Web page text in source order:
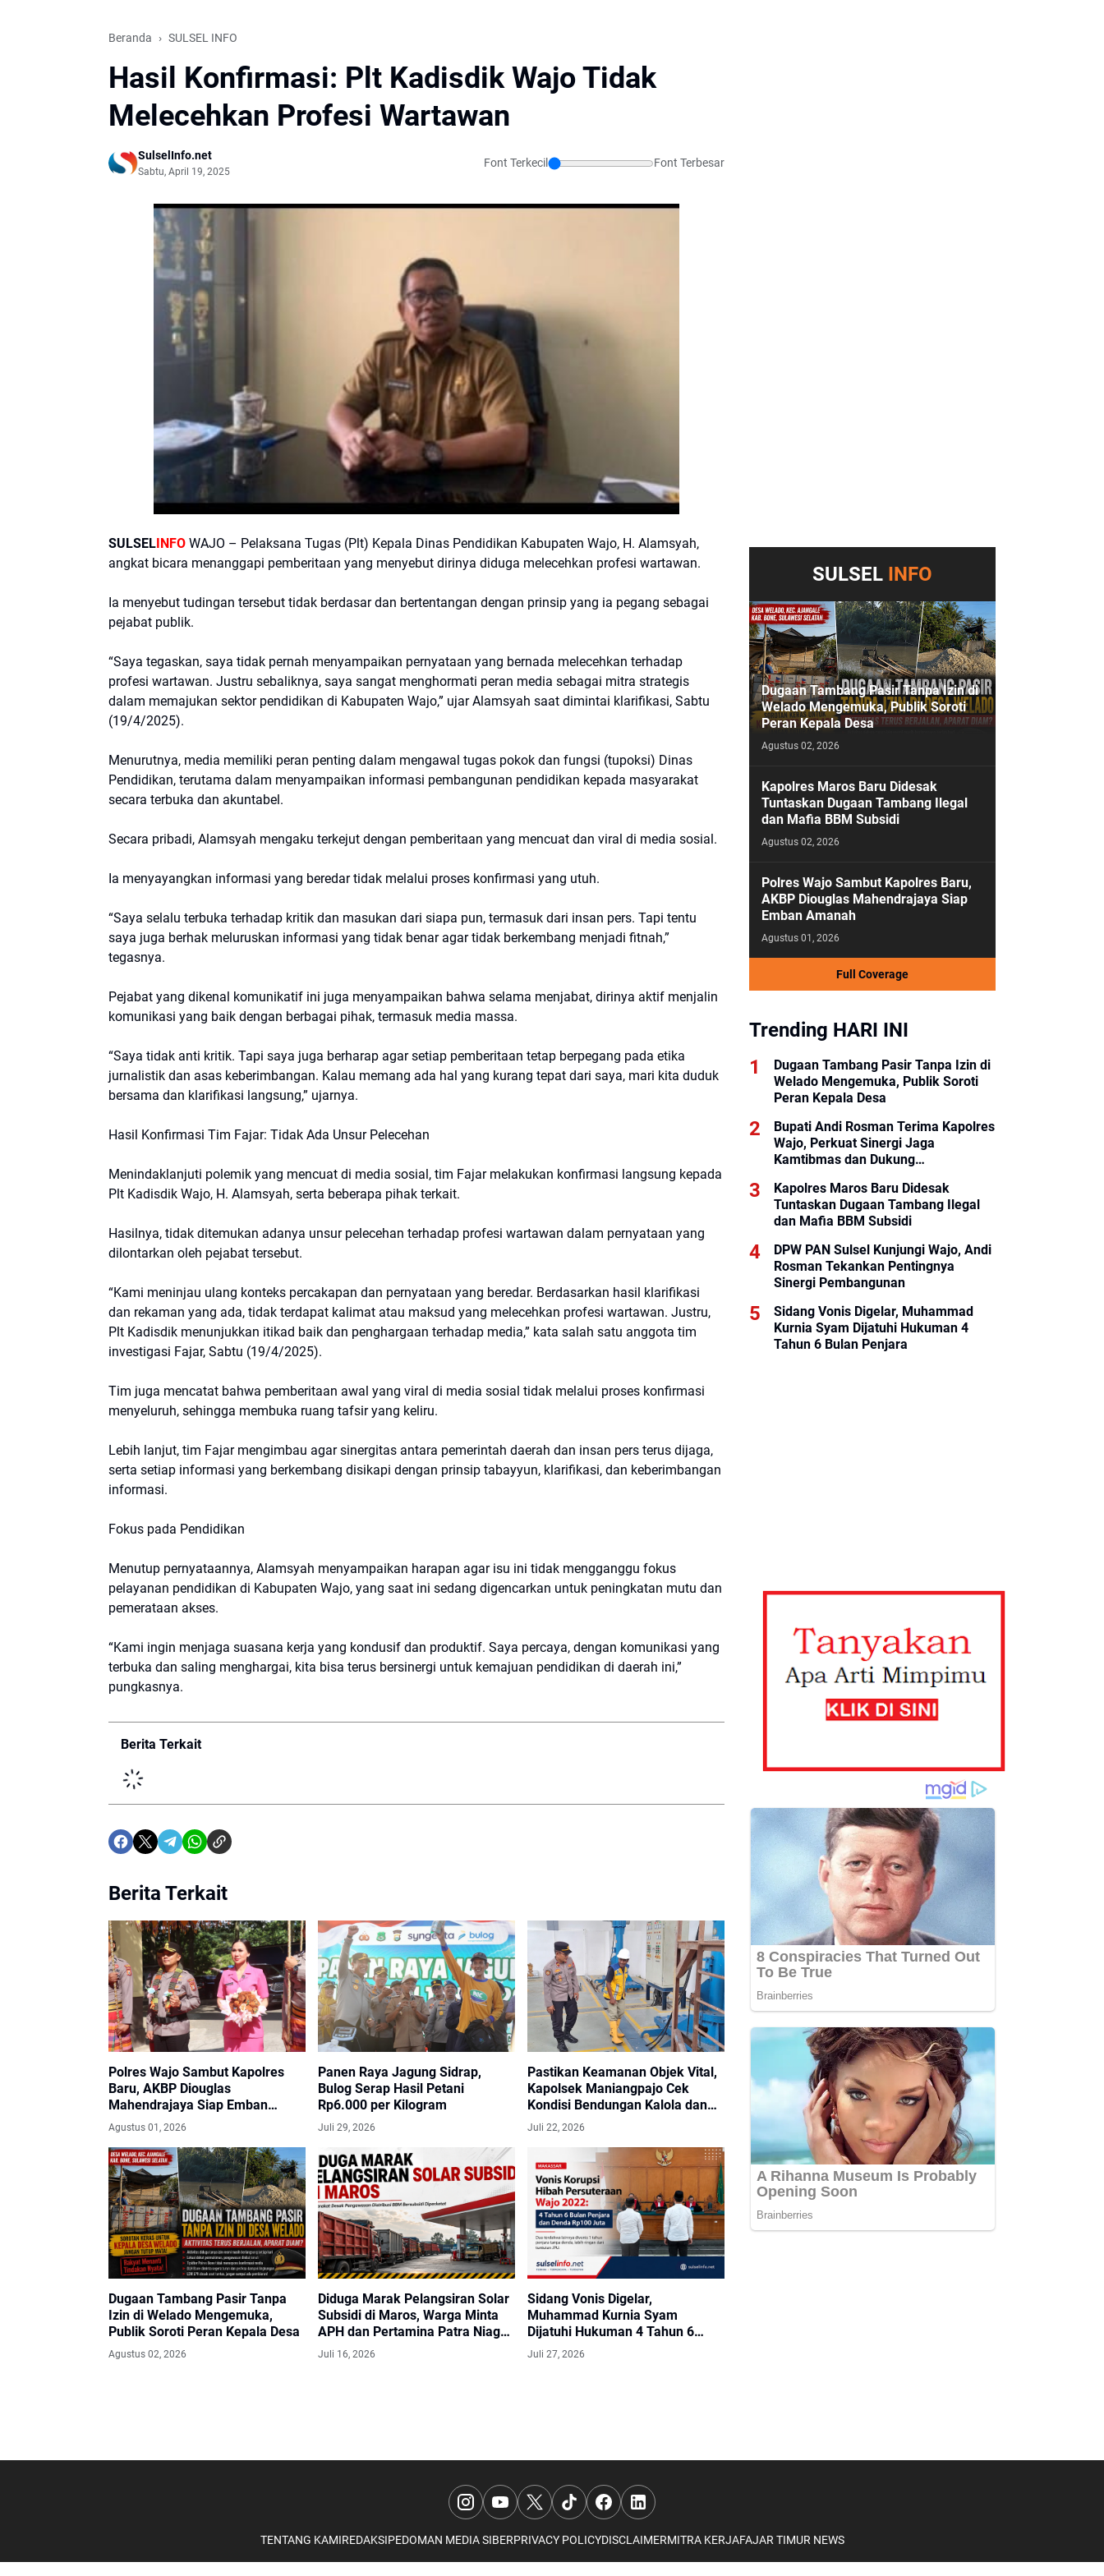
Beranda SULSEL INFO
Hasil Konfirmasi: Plt Kadisdik Wajo Tidak
Melecehkan Profesi Wartawan
SulselInfo.net
Sabtu, April 19, 2025
Font Terkecil Font Terbesar
SULSEL INFO WAJO – Pelaksana Tugas (Plt) Kepala Dinas Pendidikan Kabupaten Wajo, H. Alamsyah,
angkat bicara menanggapi pemberitaan yang menyebut dirinya diduga melecehkan profesi wartawan.
Ia menyebut tudingan tersebut tidak berdasar dan bertentangan dengan prinsip yang ia pegang sebagai
pejabat publik.
“Saya tegaskan, saya tidak pernah menyampaikan pernyataan yang bernada melecehkan terhadap
profesi wartawan. Justru sebaliknya, saya sangat menghormati peran media sebagai mitra strategis
dalam memajukan sektor pendidikan di Kabupaten Wajo,” ujar Alamsyah saat dimintai klarifikasi, Sabtu
(19/4/2025).
Menurutnya, media memiliki peran penting dalam mengawal tugas pokok dan fungsi (tupoksi) Dinas
Pendidikan, terutama dalam menyampaikan informasi pembangunan pendidikan kepada masyarakat
secara terbuka dan akuntabel.
Secara pribadi, Alamsyah mengaku terkejut dengan pemberitaan yang mencuat dan viral di media sosial.
Ia menyayangkan informasi yang beredar tidak melalui proses konfirmasi yang utuh.
“Saya selalu terbuka terhadap kritik dan masukan dari siapa pun, termasuk dari insan pers. Tapi tentu
saya juga berhak meluruskan informasi yang tidak benar agar tidak berkembang menjadi fitnah,”
tegasnya.
Pejabat yang dikenal komunikatif ini juga menyampaikan bahwa selama menjabat, dirinya aktif menjalin
komunikasi yang baik dengan berbagai pihak, termasuk media massa.
“Saya tidak anti kritik. Tapi saya juga berharap agar setiap pemberitaan tetap berpegang pada etika
jurnalistik dan asas keberimbangan. Kalau memang ada hal yang kurang tepat dari saya, mari kita duduk
bersama dan klarifikasi langsung,” ujarnya.
Hasil Konfirmasi Tim Fajar: Tidak Ada Unsur Pelecehan
Menindaklanjuti polemik yang mencuat di media sosial, tim Fajar melakukan konfirmasi langsung kepada
Plt Kadisdik Wajo, H. Alamsyah, serta beberapa pihak terkait.
Hasilnya, tidak ditemukan adanya unsur pelecehan terhadap profesi wartawan dalam pernyataan yang
dilontarkan oleh pejabat tersebut.
“Kami meninjau ulang konteks percakapan dan pernyataan yang beredar. Berdasarkan hasil klarifikasi
dan rekaman yang ada, tidak terdapat kalimat atau maksud yang melecehkan profesi wartawan. Justru,
Plt Kadisdik menunjukkan itikad baik dan penghargaan terhadap media,” kata salah satu anggota tim
investigasi Fajar, Sabtu (19/4/2025).
Tim juga mencatat bahwa pemberitaan awal yang viral di media sosial tidak melalui proses konfirmasi
menyeluruh, sehingga membuka ruang tafsir yang keliru.
Lebih lanjut, tim Fajar mengimbau agar sinergitas antara pemerintah daerah dan insan pers terus dijaga,
serta setiap informasi yang berkembang disikapi dengan prinsip tabayyun, klarifikasi, dan keberimbangan
informasi.
Fokus pada Pendidikan
Menutup pernyataannya, Alamsyah menyampaikan harapan agar isu ini tidak mengganggu fokus
pelayanan pendidikan di Kabupaten Wajo, yang saat ini sedang digencarkan untuk peningkatan mutu dan
pemerataan akses.
“Kami ingin menjaga suasana kerja yang kondusif dan produktif. Saya percaya, dengan komunikasi yang
terbuka dan saling menghargai, kita bisa terus bersinergi untuk kemajuan pendidikan di daerah ini,”
pungkasnya.
Berita Terkait
Berita Terkait
Polres Wajo Sambut Kapolres
Baru, AKBP Diouglas
Mahendrajaya Siap Emban
Amanah
Agustus 01, 2026
Panen Raya Jagung Sidrap,
Bulog Serap Hasil Petani
Rp6.000 per Kilogram
Juli 29, 2026
Pastikan Keamanan Objek Vital,
Kapolsek Maniangpajo Cek
Kondisi Bendungan Kalola dan
Koordinasi dengan Petugas
Juli 22, 2026
Dugaan Tambang Pasir Tanpa
Izin di Welado Mengemuka,
Publik Soroti Peran Kepala Desa
Agustus 02, 2026
Diduga Marak Pelangsiran Solar
Subsidi di Maros, Warga Minta
APH dan Pertamina Patra Niaga
Bertindak
Juli 16, 2026
Sidang Vonis Digelar,
Muhammad Kurnia Syam
Dijatuhi Hukuman 4 Tahun 6
Bulan Penjara
Juli 27, 2026
SULSEL INFO
Dugaan Tambang Pasir Tanpa Izin di
Welado Mengemuka, Publik Soroti
Peran Kepala Desa
Agustus 02, 2026
Kapolres Maros Baru Didesak
Tuntaskan Dugaan Tambang Ilegal
dan Mafia BBM Subsidi
Agustus 02, 2026
Polres Wajo Sambut Kapolres Baru,
AKBP Diouglas Mahendrajaya Siap
Emban Amanah
Agustus 01, 2026
Full Coverage
Trending HARI INI
Dugaan Tambang Pasir Tanpa Izin di
Welado Mengemuka, Publik Soroti
Peran Kepala Desa
Bupati Andi Rosman Terima Kapolres
Wajo, Perkuat Sinergi Jaga
Kamtibmas dan Dukung
Kapolres Maros Baru Didesak
Tuntaskan Dugaan Tambang Ilegal
dan Mafia BBM Subsidi
DPW PAN Sulsel Kunjungi Wajo, Andi
Rosman Tekankan Pentingnya
Sinergi Pembangunan
Sidang Vonis Digelar, Muhammad
Kurnia Syam Dijatuhi Hukuman 4
Tahun 6 Bulan Penjara
TENTANG KAMIREDAKSIPEDOMAN MEDIA SIBERPRIVACY POLICYDISCLAIMERMITRA KERJAFAJAR TIMUR NEWS